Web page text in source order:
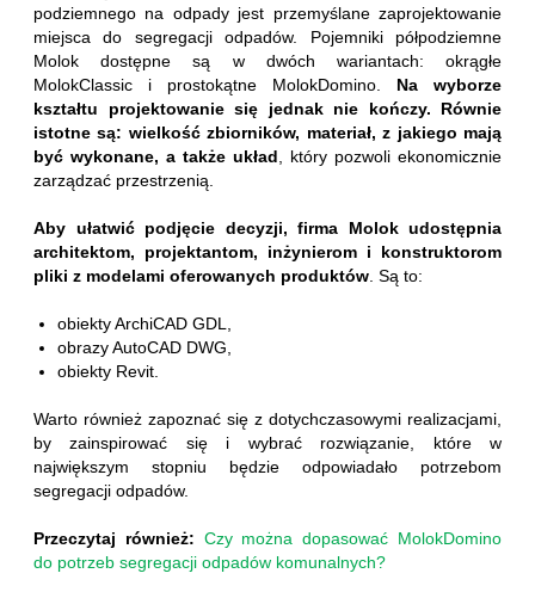
podziemnego na odpady jest przemyślane zaprojektowanie
miejsca do segregacji odpadów. Pojemniki półpodziemne
Molok dostępne są w dwóch wariantach: okrągłe
MolokClassic i prostokątne MolokDomino. Na wyborze
kształtu projektowanie się jednak nie kończy. Równie
istotne są: wielkość zbiorników, materiał, z jakiego mają
być wykonane, a także układ , który pozwoli ekonomicznie
zarządzać przestrzenią.
Aby ułatwić podjęcie decyzji, firma Molok udostępnia
architektom, projektantom, inżynierom i konstruktorom
pliki z modelami oferowanych produktów . Są to:
obiekty ArchiCAD GDL,
obrazy AutoCAD DWG,
obiekty Revit.
Warto również zapoznać się z dotychczasowymi realizacjami,
by zainspirować się i wybrać rozwiązanie, które w
największym stopniu będzie odpowiadało potrzebom
segregacji odpadów.
Przeczytaj również: Czy można dopasować MolokDomino
do potrzeb segregacji odpadów komunalnych?